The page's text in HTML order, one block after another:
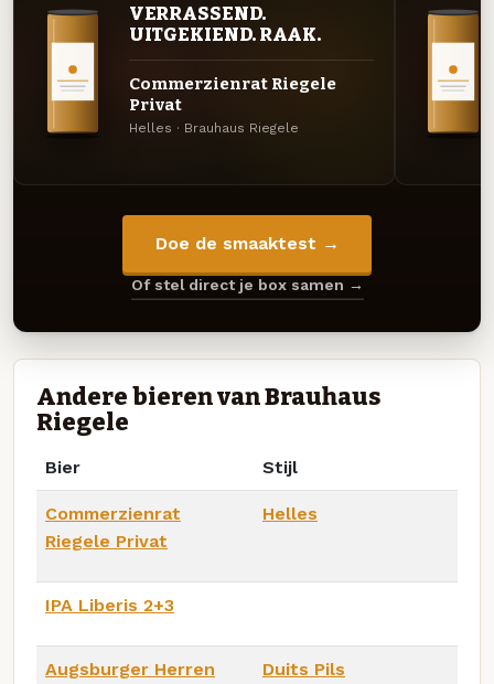
VERRASSEND.
UITGEKIEND. RAAK.
Commerzienrat Riegele
Privat
Helles · Brauhaus Riegele
Doe de smaaktest →
Of stel direct je box samen →
Andere bieren van Brauhaus
Riegele
Bier Stijl
Commerzienrat
Riegele Privat
Helles
IPA Liberis 2+3
Augsburger Herren
Duits Pils